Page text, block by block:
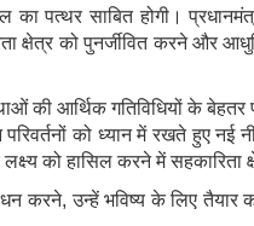
पत्थर साबित होगी।
क्षेत्र को पुनर्जीवित करने
की आर्थिक गतिविधियों के
को ध्यान में रखते हुए नई
को हासिल करने में सहकारिता
करने, उन्हें भविष्य के लिए